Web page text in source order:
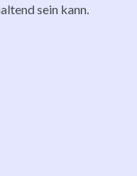
sein kann.